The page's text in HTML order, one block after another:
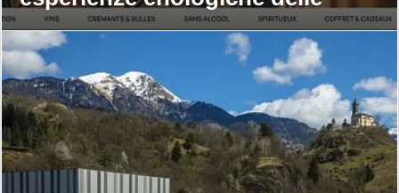
maison